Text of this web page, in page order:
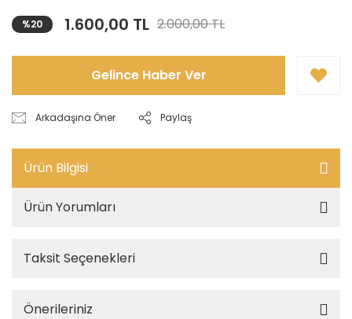
%20 1.600,00 TL 2.000,00 TL
Gelince Haber Ver
Arkadaşına Öner Paylaş
Ürün Bilgisi
Ürün Yorumları
Taksit Seçenekleri
Önerileriniz